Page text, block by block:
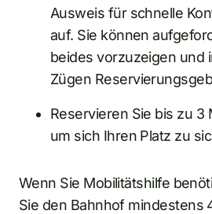
Ausweis für schnelle
auf. Sie können
beides vorzuzeigen und
Zügen
Reservieren Sie bis zu 3
um sich Ihren Platz zu
Wenn Sie Mobilitätshilfe
Sie den Bahnhof mindestens